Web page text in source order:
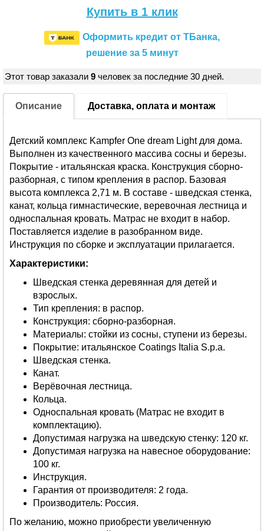
Купить в 1 клик
Оформить кредит от ТБанка,
решение за 5 минут
Этот товар заказали 9 человек за последние 30 дней.
Описание Доставка, оплата и монтаж
Детский комплекс Kampfer One dream Light для дома.
Выполнен из качественного массива сосны и березы.
Покрытие - итальянская краска. Конструкция сборно-
разборная, с типом крепления в распор. Базовая
высота комплекса 2,71 м. В составе - шведская стенка,
канат, кольца гимнастические, веревочная лестница и
односпальная кровать. Матрас не входит в набор.
Поставляется изделие в разобранном виде.
Инструкция по сборке и эксплуатации прилагается.
Характеристики:
Шведская стенка деревянная для детей и
взрослых.
Тип крепления: в распор.
Конструкция: сборно-разборная.
Материалы: стойки из сосны, ступени из березы.
Покрытие: итальянское Coatings Italia S.p.a.
Шведская стенка.
Канат.
Верёвочная лестница.
Кольца.
Односпальная кровать (Матрас не входит в
комплектацию).
Допустимая нагрузка на шведскую стенку: 120 кг.
Допустимая нагрузка на навесное оборудование:
100 кг.
Инструкция.
Гарантия от производителя: 2 года.
Производитель: Россия.
По желанию, можно приобрести увеличенную